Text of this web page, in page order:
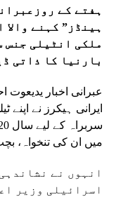
ہفتے کے
ہینڈز” کہنے
ملکی انٹیلی جنس
بارنیا کا ذاتی
عبرانی اخبار
ایرانی ہیکرز نے
میں ان کی تنخواہ،
انہوں نے
اسرائیلی وزیر